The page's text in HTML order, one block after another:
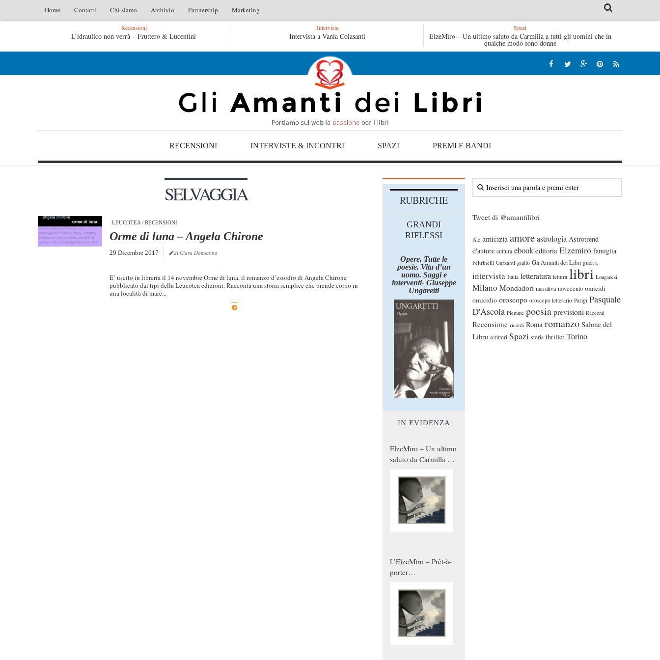
Home Contatti Chi siamo Archivio Partnership Marketing
Recensioni
L’idraulico non verrà – Fruttero & Lucentini L’arte di uno storico – Emilio Gentile Tutte le mattine di Sybil – Virginia Evans L’idraulico non
Intervista
Intervista a Vania Colasanti
Spazi
ElzeMìro – Un ultimo saluto da Carmilla a tutti gli uomini che in
qualche modo sono donne
RECENSIONI INTERVISTE & INCONTRI SPAZI PREMI E BANDI
SELVAGGIA
LEUCOTEA / RECENSIONI
Orme di luna – Angela Chirone
29 Dicembre 2017 di Clara Domenino
E’ uscito in libreria il 14 novembre Orme di luna, il romanzo d’esordio di Angela Chirone
pubblicato dai tipi della Leucotea edizioni. Racconta una storia semplice che prende corpo in
una località di mare...
Tweet di @amantilibri
Aie amicizia amoreastrologia Astrotrend
d'autore cultura ebook editoria Elzemiro famiglia
Feltrinelli Garzanti giallo Gli Amanti dei Libri guerra
intervista Italia letteratura lettura libri Longanesi
Milano Mondadori narrativa novecento omicidi
omicidio oroscopo oroscopo letterario Parigi Pasquale
D'Ascola Piemme poesia previsioni Racconti
Recensione ricordi Roma romanzo Salone del
Libro scrittori Spazi storia thriller Torino
RUBRICHE
GRANDI
RIFLESSI
Opere. Tutte le
poesie. Vita d’un
uomo. Saggi e
interventi- Giuseppe
Ungaretti
IN EVIDENZA
ElzeMìro – Un ultimo
saluto da Carmilla a
qualche modo sono
donne
L’ElzeMìro – Prêt-à-
porter